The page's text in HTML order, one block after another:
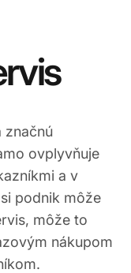
značnú
ovplyvňuje
a v
podnik môže
môže to
nákupom